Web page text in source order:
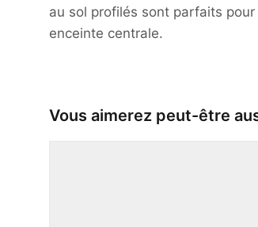
au sol profilés sont parfaits
enceinte centrale.
Vous aimerez peut-être